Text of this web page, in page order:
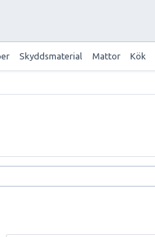
Skyddsmaterial Mattor Kök